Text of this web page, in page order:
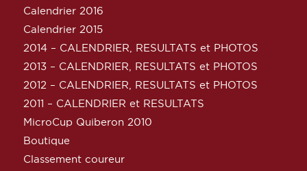
Calendrier 2016
Calendrier 2015
2014 – CALENDRIER, RESULTATS et PHOTOS
2013 – CALENDRIER, RESULTATS et PHOTOS
2012 – CALENDRIER, RESULTATS et PHOTOS
2011 – CALENDRIER et RESULTATS
MicroCup Quiberon 2010
Boutique
Classement coureur